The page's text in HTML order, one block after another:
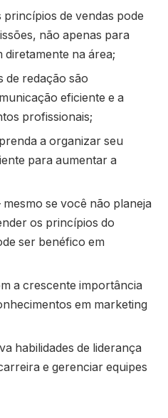
de vendas pode
não apenas para
diretamente na área;
de redação são
eficiente e a
profissionais;
a organizar seu
para aumentar a
se você não planeja
os princípios do
ser benéfico em
a crescente importância
em marketing
habilidades de liderança
e gerenciar equipes